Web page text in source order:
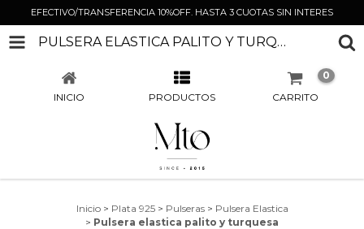
EFECTIVO/TRANSFERENCIA 10%OFF. HASTA 3 CUOTAS SIN INTERES
PULSERA ELASTICA PALITO Y TURQUESA
INICIO PRODUCTOS CARRITO
0
Inicio > Plata 925 > Pulseras > Pulsera Elastica
> Pulsera elastica palito y turquesa